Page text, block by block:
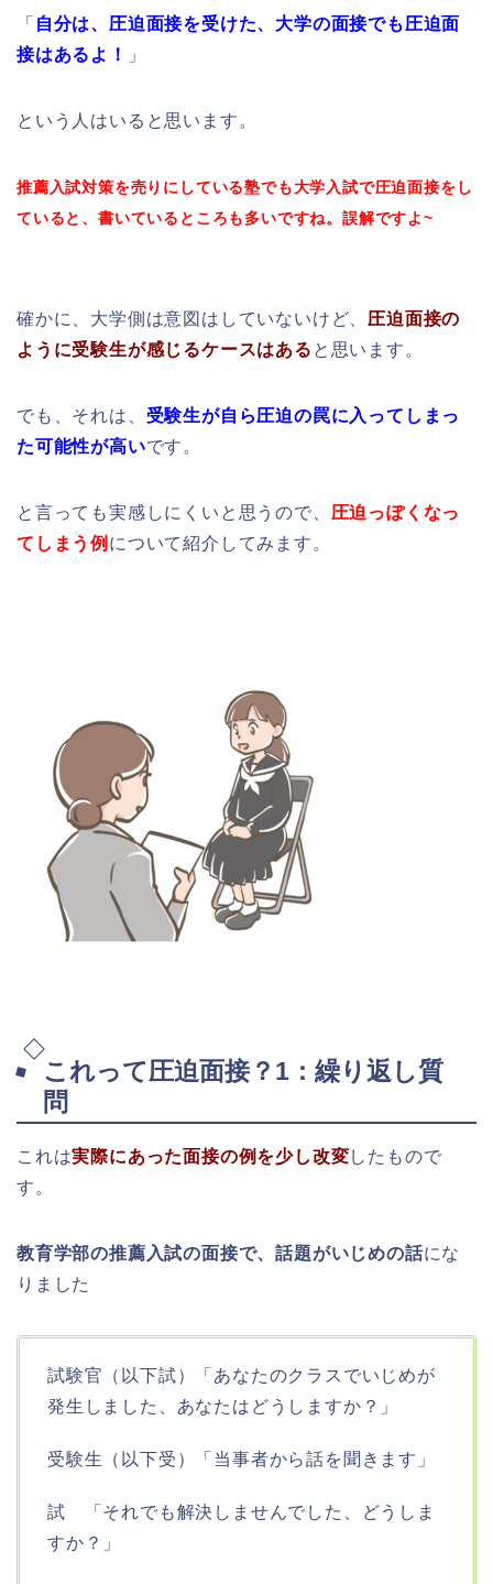
「 自分は、圧迫面接を受けた、大学の面接でも圧迫面
接はあるよ！
」
という人はいると思います。
推薦入試対策を売りにしている塾でも大学入試で圧迫面接をし
ていると、書いているところも多いですね。誤解ですよ~
確かに、大学側は意図はしていないけど、 圧迫面接の
ように受験生が感じるケースはある と思います。
でも、それは、 受験生が自ら圧迫の罠に入ってしまっ
た可能性が高いです。
と言っても実感しにくいと思うので、 圧迫っぽくなっ
てしまう例 について紹介してみます。
これって圧迫面接？1：繰り返し質
問
これは実際にあった面接の例を少し改変したもので
す。
教育学部の推薦入試の面接で、話題がいじめの話にな
りました
試験官（以下試）「あなたのクラスでいじめが
発生しました、あなたはどうしますか？」
受験生（以下受）「当事者から話を聞きます」
試 「それでも解決しませんでした、どうしま
すか？」